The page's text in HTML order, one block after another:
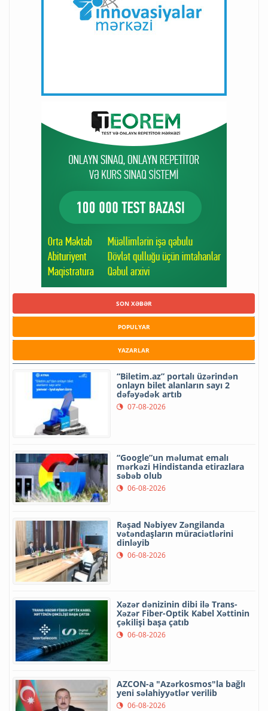
SON XƏBƏR
POPULYAR
YAZARLAR
“Biletim.az” portalı üzərindən
onlayn bilet alanların sayı 2
dəfəyədək artıb
07-08-2026
“Google”un məlumat emalı
mərkəzi Hindistanda etirazlara
səbəb olub
06-08-2026
Rəşad Nəbiyev Zəngilanda
vətəndaşların müraciətlərini
dinləyib
06-08-2026
Xəzər dənizinin dibi ilə Trans-
Xəzər Fiber-Optik Kabel Xəttinin
çəkilişi başa çatıb
06-08-2026
AZCON-a "Azərkosmos"la bağlı
yeni səlahiyyətlər verilib
06-08-2026